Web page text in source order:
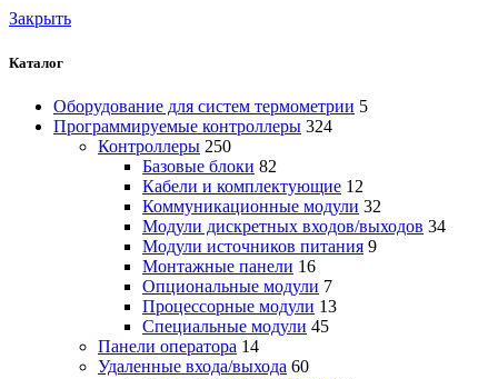
Закрыть
Каталог
Оборудование для систем термометрии 5
Программируемые контроллеры 324
Контроллеры 250
Базовые блоки 82
Кабели и комплектующие 12
Коммуникационные модули 32
Модули дискретных входов/выходов 34
Модули источников питания 9
Монтажные панели 16
Опциональные модули 7
Процессорные модули 13
Специальные модули 45
Панели оператора 14
Удаленные входа/выхода 60